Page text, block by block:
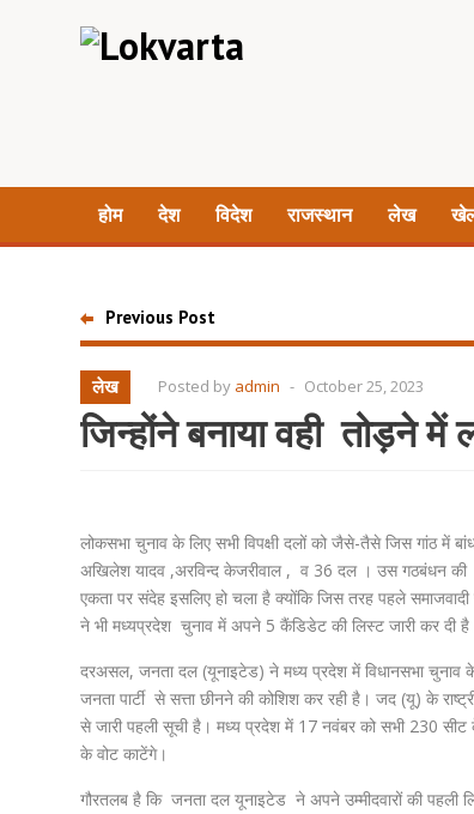
होम देश विदेश राजस्थान लेख
Previous Post
लेख Posted by admin - October 25, 2023
जिन्होंने बनाया वही तोड़ने
लोकसभा चुनाव के लिए सभी विपक्षी दलों को जैसे-तैसे जिस गांठ
अखिलेश यादव ,अरविन्द केजरीवाल , व 36 दल । उस गठबंधन की
एकता पर संदेह इसलिए हो चला है क्योंकि जिस तरह पहले
ने भी मध्यप्रदेश चुनाव में अपने 5 कैंडिडेट की लिस्ट जारी कर दी
दरअसल, जनता दल (यूनाइटेड) ने मध्य प्रदेश में विधानसभा चुनाव के
जनता पार्टी से सत्ता छीनने की कोशिश कर रही है। जद (यू) के
से जारी पहली सूची है। मध्य प्रदेश में 17 नवंबर को सभी 230
के वोट काटेंगे।
गौरतलब है कि जनता दल यूनाइटेड ने अपने उम्मीदवारों की पहली